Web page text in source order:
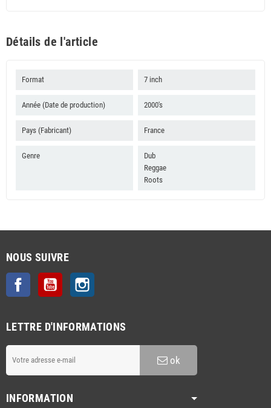
Détails de l'article
Format 7 inch
Année (Date de production) 2000's
Pays (Fabricant) France
Genre
Dub
Reggae
Roots
NOUS SUIVRE
Facebook YouTube
LETTRE D'INFORMATIONS
ok
INFORMATION